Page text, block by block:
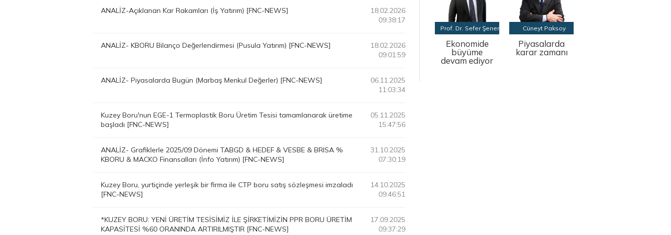
18.02.2026
09:38:17
ANALİZ-Açıklanan Kar Rakamları (İş Yatırım) [FNC-NEWS]
18.02.2026
09:01:59
ANALİZ- KBORU Bilanço Değerlendirmesi (Pusula Yatırım) [FNC-NEWS]
06.11.2025
11:03:34
ANALİZ- Piyasalarda Bugün (Marbaş Menkul Değerler) [FNC-NEWS]
05.11.2025
15:47:56
Kuzey Boru'nun EGE-1 Termoplastik Boru Üretim Tesisi tamamlanarak üretime
başladı [FNC-NEWS]
31.10.2025
07:30:19
ANALİZ- Grafiklerle 2025/09 Dönemi TABGD & HEDEF & VESBE & BRISA %
KBORU & MACKO Finansalları (İnfo Yatırım) [FNC-NEWS]
14.10.2025
09:46:51
Kuzey Boru, yurtiçinde yerleşik bir firma ile CTP boru satış sözleşmesi imzaladı
[FNC-NEWS]
17.09.2025
09:37:29
*KUZEY BORU: YENİ ÜRETİM TESİSİMİZ İLE ŞİRKETİMİZİN PPR BORU ÜRETİM
KAPASİTESİ %60 ORANINDA ARTIRILMIŞTIR [FNC-NEWS]
Prof. Dr. Sefer Şener
Ekonomide
büyüme
devam ediyor
Cüneyt Paksoy
Piyasalarda
karar zamanı